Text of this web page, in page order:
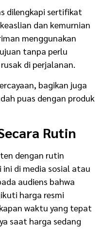
dilengkapi sertifikat
dan kemurnian
menggunakan
tanpa perlu
di perjalanan.
bagikan juga
puas dengan produk
Rutin
dengan rutin
di media sosial atau
audiens bahwa
harga resmi
waktu yang tepat
saat harga sedang